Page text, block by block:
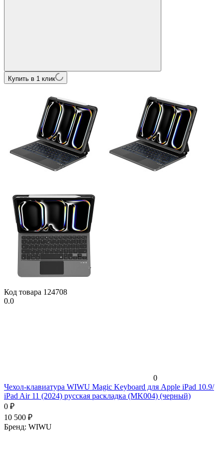
Купить в 1 клик
Код товара 124708
0.0
0
Чехол-клавиатура WIWU Magic Keyboard для Apple iPad 10.9/
iPad Air 11 (2024) русская раскладка (MK004) (черный)
0 ₽
10 500 ₽
Бренд: WIWU